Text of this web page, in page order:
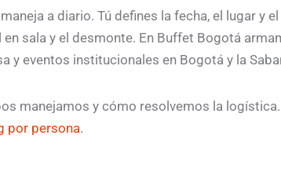
a diario. Tú defines la fecha, el lugar y
sala y el desmonte. En Buffet Bogotá
y eventos institucionales en Bogotá y la
manejamos y cómo resolvemos la
por persona.